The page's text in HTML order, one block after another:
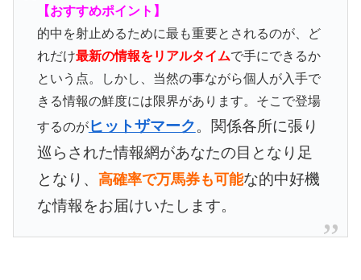
【おすすめポイント】
的中を射止めるために最も重要とされるのが、ど
れだけ最新の情報をリアルタイムで手にできるか
という点。しかし、当然の事ながら個人が入手で
きる情報の鮮度には限界があります。そこで登場
するのがヒットザマーク。関係各所に張り
巡らされた情報網があなたの目となり足
となり、 高確率で万馬券も可能な的中好機
な情報をお届けいたします。